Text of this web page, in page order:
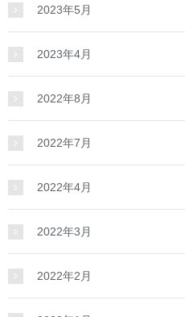
2023年5月
2023年4月
2022年8月
2022年7月
2022年4月
2022年3月
2022年2月